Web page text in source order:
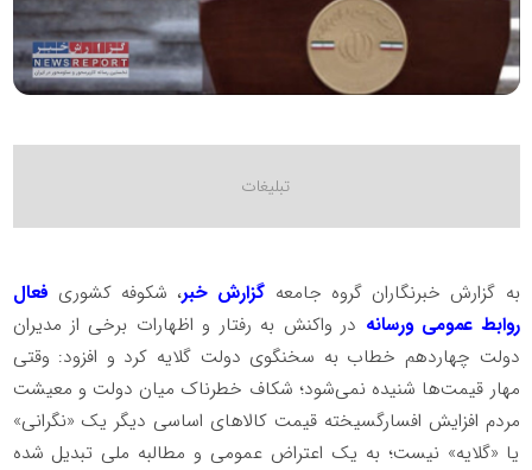
به گزارش خبرنگاران گروه جامعه گزارش خبر، شکوفه کشوری فعال
روابط عمومی ورسانه در واکنش به رفتار و اظهارات برخی از مدیران
دولت چهاردهم خطاب به سخنگوی دولت گلایه کرد و افزود: وقتی
مهار قیمت‌ها شنیده نمی‌شود؛ شکاف خطرناک میان دولت و معیشت
مردم افزایش افسارگسیخته قیمت کالاهای اساسی دیگر یک «نگرانی»
یا «گلایه» نیست؛ به یک اعتراض عمومی و مطالبه ملی تبدیل شده